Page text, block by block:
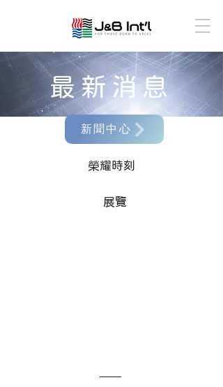
​最新消息
新聞中心
榮耀時刻
展覽